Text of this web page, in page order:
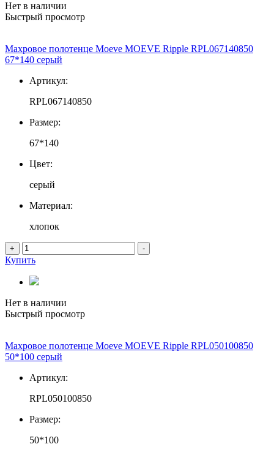
Нет в наличии
Быстрый просмотр
Махровое полотенце Moeve MOEVE Ripple RPL067140850
67*140 серый
Артикул:
RPL067140850
Размер:
67*140
Цвет:
серый
Материал:
хлопок
+ -
Купить
Нет в наличии
Быстрый просмотр
Махровое полотенце Moeve MOEVE Ripple RPL050100850
50*100 серый
Артикул:
RPL050100850
Размер:
50*100